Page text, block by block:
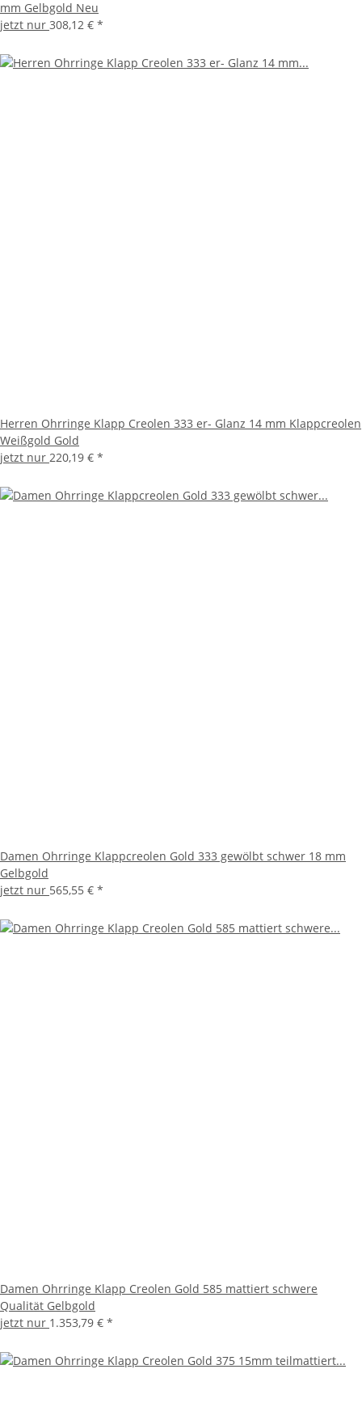
mm Gelbgold Neu
jetzt nur 308,12 € *
Herren Ohrringe Klapp Creolen 333 er- Glanz 14 mm Klappcreolen
Weißgold Gold
jetzt nur 220,19 € *
Damen Ohrringe Klappcreolen Gold 333 gewölbt schwer 18 mm
Gelbgold
jetzt nur 565,55 € *
Damen Ohrringe Klapp Creolen Gold 585 mattiert schwere
Qualität Gelbgold
jetzt nur 1.353,79 € *